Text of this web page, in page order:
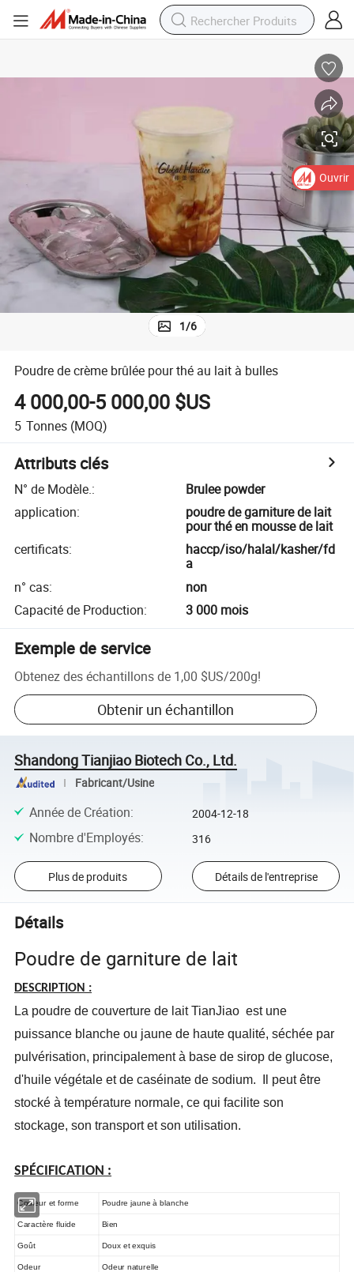
1/6
Poudre de crème brûlée pour thé au lait à bulles
4 000,00-5 000,00 $US
5 Tonnes (MOQ)
Attributs clés
N° de Modèle.:
Brulee powder
application:
poudre de garniture de lait
pour thé en mousse de lait
certificats:
haccp/iso/halal/kasher/fd
a
n° cas:
non
Capacité de Production: 3 000 mois
Exemple de service
Obtenez des échantillons de 1,00 $US/200g!
Obtenir un échantillon
Shandong Tianjiao Biotech Co., Ltd.
Fabricant/Usine
Année de Création: 2004-12-18
Nombre d'Employés: 316
Plus de produits Détails de l'entreprise
Détails
Poudre de garniture de lait
DESCRIPTION :
La poudre de couverture de lait TianJiao est une
puissance blanche ou jaune de haute qualité, séchée par
pulvérisation, principalement à base de sirop de glucose,
d'huile végétale et de caséinate de sodium. Il peut être
stocké à température normale, ce qui facilite son
stockage, son transport et son utilisation.
SPÉCIFICATION :
Couleur et forme Poudre jaune à blanche
Caractère fluide Bien
Goût Doux et exquis
Odeur Odeur naturelle
Ouvrir